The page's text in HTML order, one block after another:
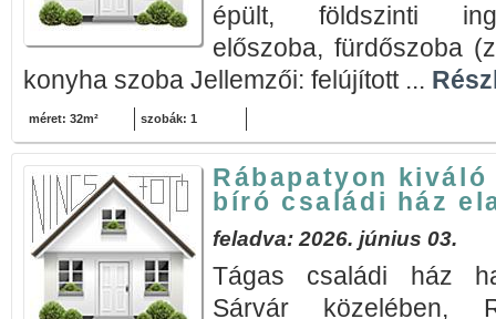
épült, földszinti
előszoba, fürdőszoba
konyha szoba Jellemzői: felújított ...
méret: 32m² szobák: 1
Rábapatyon
bíró családi ház
feladva: 2026. június 03.
Tágas családi ház
Sárvár közelében,